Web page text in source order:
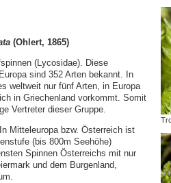
(Ohlert, 1865)
(Lycosidae). Diese
sind 352 Arten bekannt. In
weltweit nur fünf Arten, in Europa
in Griechenland vorkommt. Somit
Vertreter dieser Gruppe.
Mitteleuropa bzw. Österreich ist
(bis 800m Seehöhe)
Spinnen Österreichs mit nur
und dem Burgenland,